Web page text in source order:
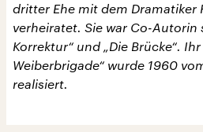
dritter Ehe mit dem Dramatiker
verheiratet. Sie war Co-Autorin
Korrektur“ und „Die Brücke“.
Weiberbrigade“ wurde 1960
realisiert.